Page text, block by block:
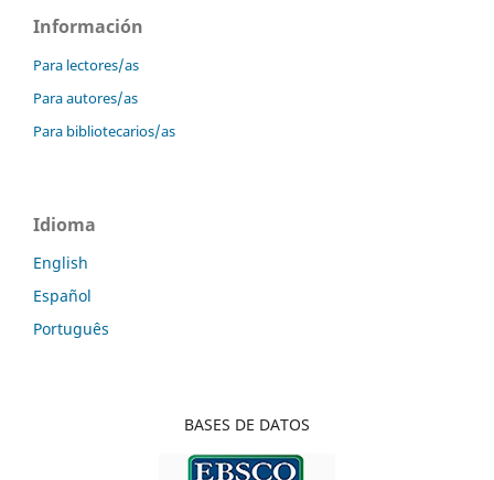
Información
Para lectores/as
Para autores/as
Para bibliotecarios/as
Idioma
English
Español
Português
BASES DE DATOS